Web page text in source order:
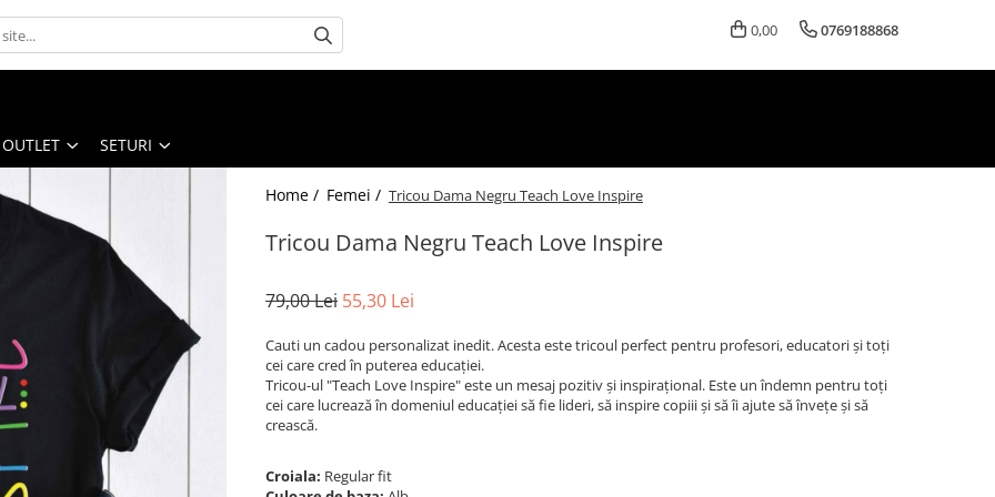
0,00 0769188868
OUTLET SETURI
Home / Femei / Tricou Dama Negru Teach Love Inspire
Tricou Dama Negru Teach Love Inspire
79,00 Lei 55,30 Lei
Cauti un cadou personalizat inedit. Acesta este tricoul perfect pentru profesori, educatori și toți
cei care cred în puterea educației.
Tricou-ul "Teach Love Inspire" este un mesaj pozitiv și inspirațional. Este un îndemn pentru toți
cei care lucrează în domeniul educației să fie lideri, să inspire copiii și să îi ajute să învețe și să
crească.
Croiala: Regular fit